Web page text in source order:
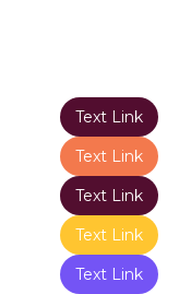
Text Link
Text Link
Text Link
Text Link
Text Link